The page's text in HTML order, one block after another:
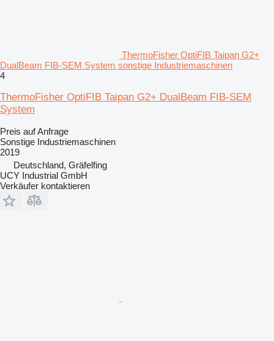
ThermoFisher OptiFIB Taipan G2+
DualBeam FIB-SEM System sonstige Industriemaschinen
4
ThermoFisher OptiFIB Taipan G2+ DualBeam FIB-SEM
System
Preis auf Anfrage
Sonstige Industriemaschinen
2019
Deutschland, Gräfelfing
UCY Industrial GmbH
Verkäufer kontaktieren